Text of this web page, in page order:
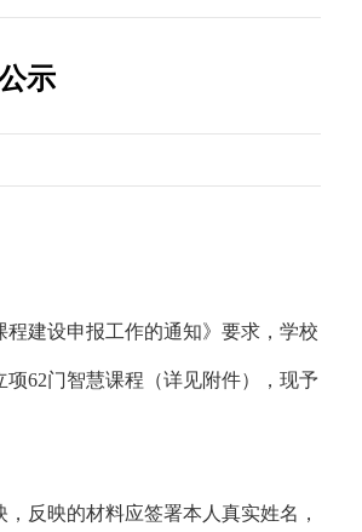
示
建设申报工作的通知》要求，学校
62门智慧课程（详见附件），现予
反映的材料应签署本人真实姓名，